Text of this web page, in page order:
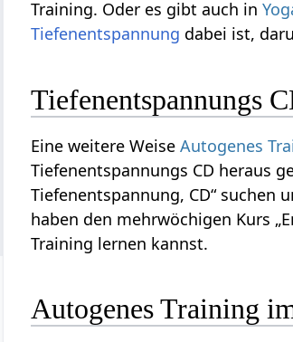
Training. Oder es gibt auch in
Tiefenentspannung dabei ist,
Tiefenentspannungs
Eine weitere WeiseAutogenes
Tiefenentspannungs CD heraus
Tiefenentspannung, CD“ suchen
haben den mehrwöchigen Kurs
Training lernen kannst.
Autogenes Training